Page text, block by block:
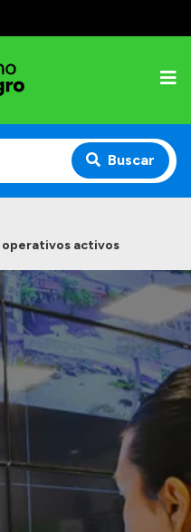
Buscar
operativos activos